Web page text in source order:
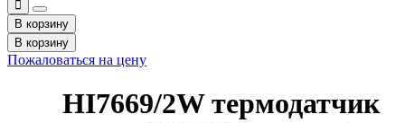
В корзину
В корзину
Пожаловаться на цену
HI7669/2W термодатчик